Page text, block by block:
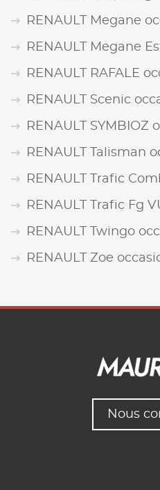
RENAULT Megane
RENAULT Megane
RENAULT RAFALE
RENAULT Scenic
RENAULT SYMBIOZ
RENAULT Talisman
RENAULT Trafic
RENAULT Trafic Fg
RENAULT Twingo
RENAULT Zoe
Nous